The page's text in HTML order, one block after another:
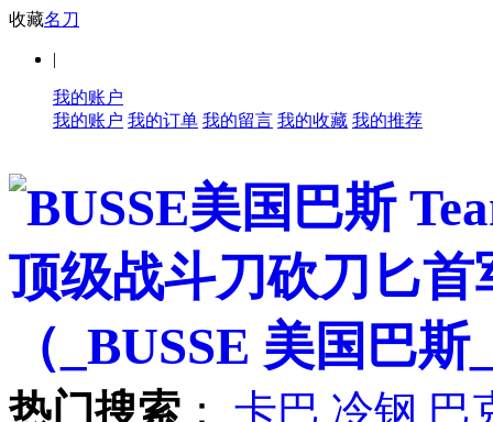
收藏名刀
|
我的账户
我的账户 我的订单 我的留言 我的收藏 我的推荐
热门搜索 ： 卡巴 冷钢 巴